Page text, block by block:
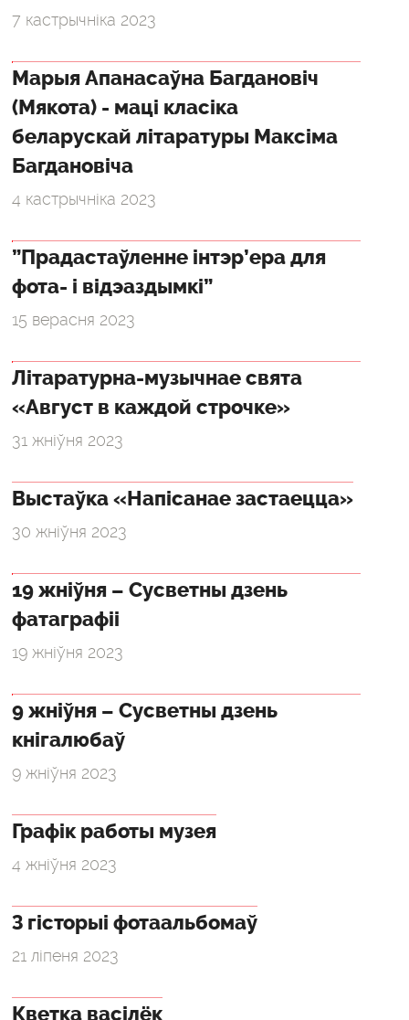
7 кастрычніка 2023
Марыя Апанасаўна Багдановіч
(Мякота) - маці класіка
беларускай літаратуры Максіма
Багдановіча
4 кастрычніка 2023
”Прадастаўленне інтэр’ера для
фота- і відэаздымкі”
15 верасня 2023
Літаратурна-музычнае свята
«Август в каждой строчке»
31 жніўня 2023
Выстаўка «Напісанае застаецца»
30 жніўня 2023
19 жніўня – Сусветны дзень
фатаграфіі
19 жніўня 2023
9 жніўня – Сусветны дзень
кнігалюбаў
9 жніўня 2023
Графік работы музея
4 жніўня 2023
З гісторыі фотаальбомаў
21 ліпеня 2023
Кветка васілёк